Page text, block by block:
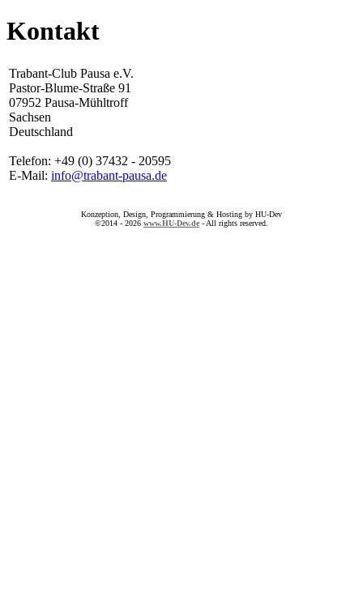
Kontakt
Trabant-Club Pausa e.V.
Pastor-Blume-Straße 91
07952 Pausa-Mühltroff
Sachsen
Deutschland
Telefon: +49 (0) 37432 - 20595
E-Mail: info@trabant-pausa.de
Konzeption, Design, Programmierung & Hosting by HU-Dev
©2014 - 2026 www.HU-Dev.de - All rights reserved.